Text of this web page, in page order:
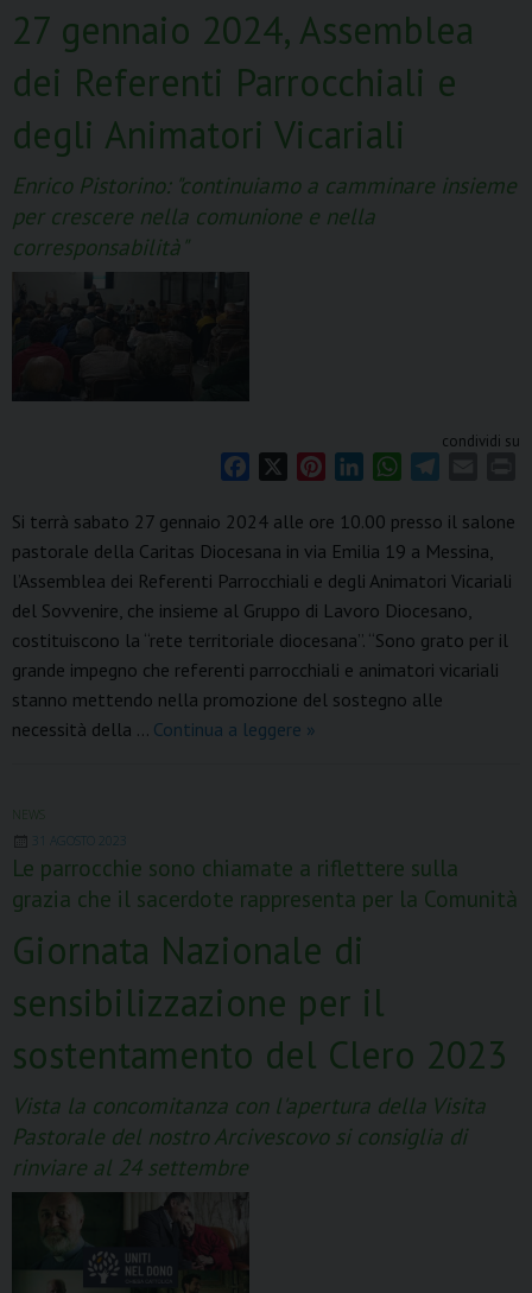
27 gennaio 2024, Assemblea
dei Referenti Parrocchiali e
degli Animatori Vicariali
Enrico Pistorino: "continuiamo a camminare insieme
per crescere nella comunione e nella
corresponsabilità"
condividi su
c
e
b
o
o
k
n
e
r
e
s
n
k
e
d
n
W
a
t
s
A
p
p
l
e
g
r
a
m
a
i
l
Si terrà sabato 27 gennaio 2024 alle ore 10.00 presso il salone
pastorale della Caritas Diocesana in via Emilia 19 a Messina,
l’Assemblea dei Referenti Parrocchiali e degli Animatori Vicariali
del Sovvenire, che insieme al Gruppo di Lavoro Diocesano,
costituiscono la “rete territoriale diocesana”. “Sono grato per il
grande impegno che referenti parrocchiali e animatori vicariali
stanno mettendo nella promozione del sostegno alle
necessità della … Continua a leggere 27
Referenti
Parrocchiali
degli
Animatori
»
31 AGOSTO 2023
Le parrocchie sono chiamate a riflettere sulla
grazia che il sacerdote rappresenta per la Comunità
Giornata Nazionale di
sensibilizzazione per il
sostentamento del Clero 2023
Vista la concomitanza con l'apertura della Visita
Pastorale del nostro Arcivescovo si consiglia di
rinviare al 24 settembre